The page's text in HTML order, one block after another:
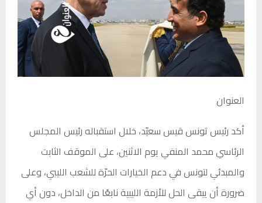
العنوان
أكد رئيس تونس قيس سعيّد، خلال استقباله رئيس المجلس
الرئاسي محمد المنفي يوم الاثنين، على الموقف الثابت
والمبدئي لتونس في دعم الخيارات الحرّة للشعب الليبي، وعلى
ضرورة أن يبقى الحل للأزمة الليبية نابعًا من الداخل، دون أي